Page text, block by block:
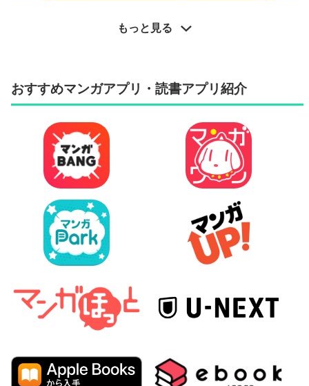
もっと見る
おすすめマンガアプリ・読書アプリ紹介